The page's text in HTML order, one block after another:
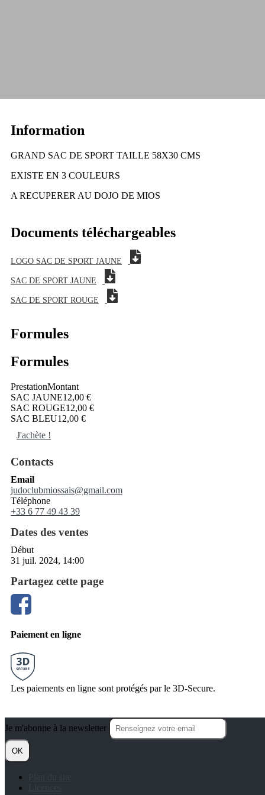
Information
GRAND SAC DE SPORT TAILLE 58X30 CMS
EXISTE EN 3 COULEURS
A RECUPERER AU DOJO DE MIOS
Documents téléchargeables
LOGO SAC DE SPORT JAUNE
SAC DE SPORT JAUNE
SAC DE SPORT ROUGE
Formules
Formules
PrestationMontant
SAC JAUNE12,00 €
SAC ROUGE12,00 €
SAC BLEU12,00 €
J'achète !
Contacts
Email
judoclubmiossais@gmail.com
Téléphone
+33 6 77 49 43 39
Dates des ventes
Début
31 juil. 2024, 14:00
Partagez cette page
Paiement en ligne
Les paiements en ligne sont protégés par le 3D-Secure.
Je m'abonne à la newsletter
OK